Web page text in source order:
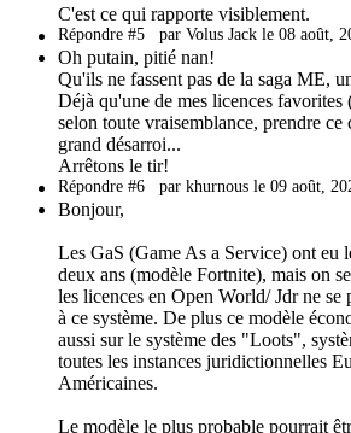
C'est ce qui rapporte visiblement.
Répondre #5 par Volus Jack le 08 août,
Oh putain, pitié nan!
Qu'ils ne fassent pas de la saga ME,
Déjà qu'une de mes licences favorites
selon toute vraisemblance, prendre
grand désarroi...
Arrêtons le tir!
Répondre #6 par khurnous le 09 août,
Bonjour,
Les GaS (Game As a Service) ont eu
deux ans (modèle Fortnite), mais on
les licences en Open World/ Jdr ne se
à ce système. De plus ce modèle
aussi sur le système des "Loots",
toutes les instances juridictionnelles
Américaines.
Le modèle le plus probable pourrait